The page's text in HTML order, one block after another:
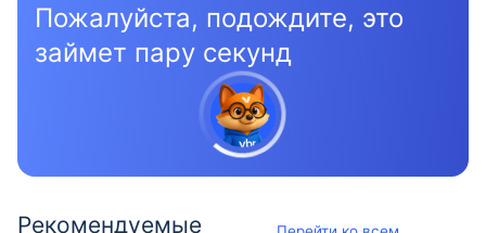
Пожалуйста, подождите, это
займет пару секунд
Рекомендуемые